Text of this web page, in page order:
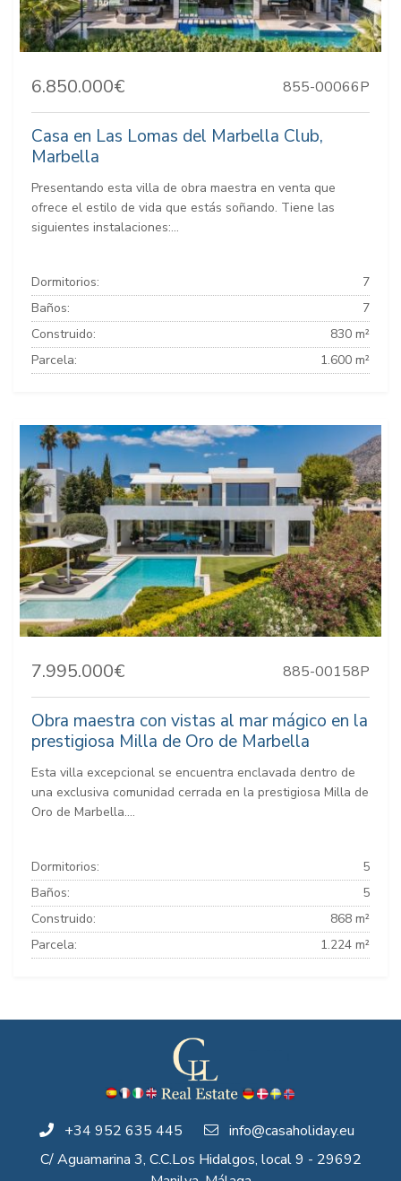
6.850.000€ 855-00066P
Casa en Las Lomas del Marbella Club,
Marbella
Presentando esta villa de obra maestra en venta que
ofrece el estilo de vida que estás soñando. Tiene las
siguientes instalaciones:...
Dormitorios:
7
Baños:
7
Construido:
830 m²
Parcela:
1.600 m²
7.995.000€ 885-00158P
Obra maestra con vistas al mar mágico en la
prestigiosa Milla de Oro de Marbella
Esta villa excepcional se encuentra enclavada dentro de
una exclusiva comunidad cerrada en la prestigiosa Milla de
Oro de Marbella....
Dormitorios:
5
Baños:
5
Construido:
868 m²
Parcela:
1.224 m²
+34 952 635 445
info@casaholiday.eu
C/ Aguamarina 3, C.C.Los Hidalgos, local 9 - 29692